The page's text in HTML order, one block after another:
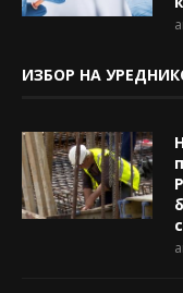
ИЗБОР НА